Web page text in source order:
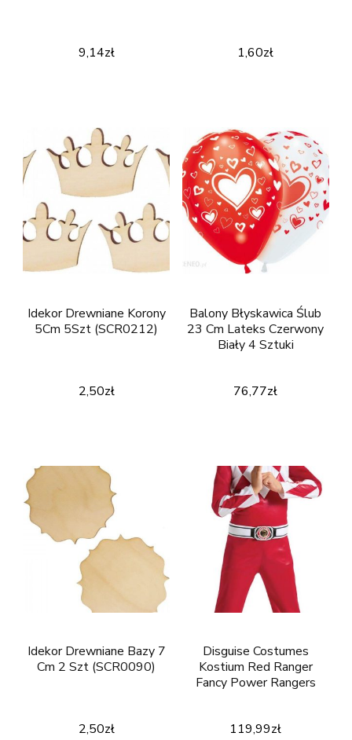
9,14zł 1,60zł
Idekor Drewniane Korony
5Cm 5Szt (SCR0212)
2,50zł
Balony Błyskawica Ślub
23 Cm Lateks Czerwony
Biały 4 Sztuki
76,77zł
Idekor Drewniane Bazy 7
Cm 2 Szt (SCR0090)
2,50zł
Disguise Costumes
Kostium Red Ranger
Fancy Power Rangers
119,99zł